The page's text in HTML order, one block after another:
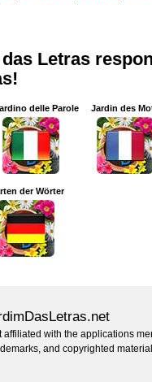
Letras
delle Parole Jardin des
der Wörter
with the applications
and copyrighted